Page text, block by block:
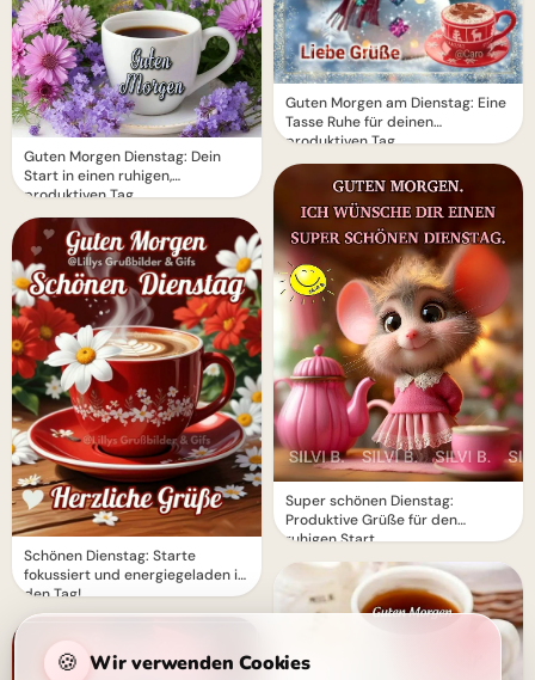
Guten Morgen Dienstag: Dein
Start in einen ruhigen,
produktiven Tag
Schönen Dienstag: Starte
fokussiert und energiegeladen in
den Tag!
Guten Morgen am Dienstag: Eine
Tasse Ruhe für deinen
produktiven Tag
Super schönen Dienstag:
Produktive Grüße für den
ruhigen Start
🍪 Wir verwenden Cookies